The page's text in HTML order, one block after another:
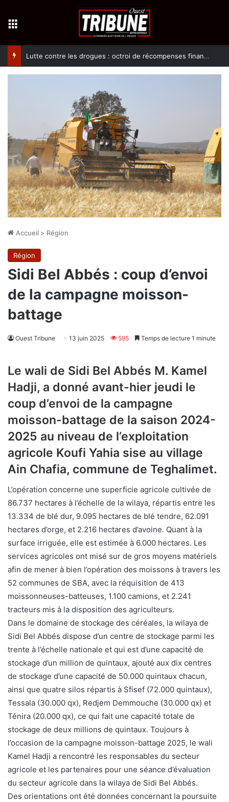
Lutte contre les drogues : octroi de récompenses financières aux dénonciateurs de trafiquants
Accueil > Région
Région
Sidi Bel Abbés : coup d’envoi
de la campagne moisson-
battage
Ouest Tribune 13 juin 2025 595 Temps de lecture 1 minute
Le wali de Sidi Bel Abbés M. Kamel
Hadji, a donné avant-hier jeudi le
coup d’envoi de la campagne
moisson-battage de la saison 2024-
2025 au niveau de l’exploitation
agricole Koufi Yahia sise au village
Ain Chafia, commune de Teghalimet.
L’opération concerne une superficie agricole cultivée de
86.737 hectares à l’échelle de la wilaya, répartis entre les
13.334 de blé dur, 9.095 hectares de blé tendre, 62.091
hectares d’orge, et 2.216 hectares d’avoine. Quant à la
surface irriguée, elle est estimée à 6.000 hectares. Les
services agricoles ont misé sur de gros moyens matériels
afin de mener à bien l’opération des moissons à travers les
52 communes de SBA, avec la réquisition de 413
moissonneuses-batteuses, 1.100 camions, et 2.241
tracteurs mis à la disposition des agriculteurs.
Dans le domaine de stockage des céréales, la wilaya de
Sidi Bel Abbés dispose d’un centre de stockage parmi les
trente à l’échelle nationale et qui est d’une capacité de
stockage d’un million de quintaux, ajouté aux dix centres
de stockage d’une capacité de 50.000 quintaux chacun,
ainsi que quatre silos répartis à Sfisef (72.000 quintaux),
Tessala (30.000 qx), Redjem Demmouche (30.000 qx) et
Ténira (20.000 qx), ce qui fait une capacité totale de
stockage de deux millions de quintaux. Toujours à
l’occasion de la campagne moisson-battage 2025, le wali
Kamel Hadji a rencontré les responsables du secteur
agricole et les partenaires pour une séance d’évaluation
du secteur agricole dans la wilaya de Sidi Bel Abbés.
Des orientations ont été données concernant la poursuite